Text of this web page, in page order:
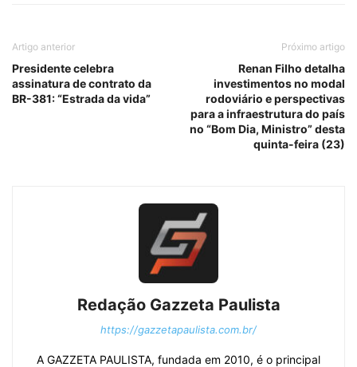
Artigo anterior
Presidente celebra
assinatura de contrato da
BR-381: “Estrada da vida”
Próximo artigo
Renan Filho detalha
investimentos no modal
rodoviário e perspectivas
para a infraestrutura do país
no “Bom Dia, Ministro” desta
quinta-feira (23)
Redação Gazzeta Paulista
https://gazzetapaulista.com.br/
A GAZZETA PAULISTA, fundada em 2010, é o principal